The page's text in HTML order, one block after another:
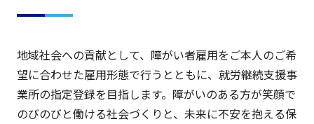
地域社会への貢献として、障がい者雇用をご本人のご希
望に合わせた雇用形態で行うとともに、就労継続支援事
業所の指定登録を目指します。障がいのある方が笑顔で
のびのびと働ける社会づくりと、未来に不安を抱える保